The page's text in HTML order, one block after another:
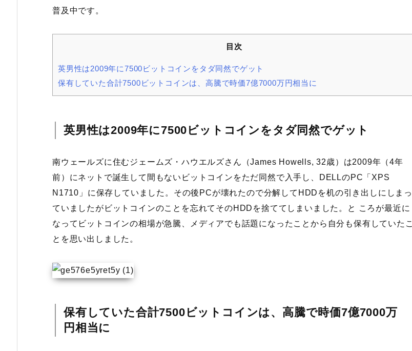
普及中です。
目次
英男性は2009年に7500ビットコインをタダ同然でゲット
保有していた合計7500ビットコインは、高騰で時価7億7000万円相当に
英男性は2009年に7500ビットコインをタダ同然でゲット
南ウェールズに住むジェームズ・ハウエルズさん（James Howells, 32歳）は2009年（4年
前）にネットで誕生して間もないビットコインをただ同然で入手し、DELLのPC「XPS
N1710」に保存していました。その後PCが壊れたので分解してHDDを机の引き出しにしまっ
ていましたがビットコインのことを忘れてそのHDDを捨ててしまいました。と ころが最近に
なってビットコインの相場が急騰、メディアでも話題になったことから自分も保有していたこ
とを思い出しました。
保有していた合計7500ビットコインは、高騰で時価7億7000万
円相当に